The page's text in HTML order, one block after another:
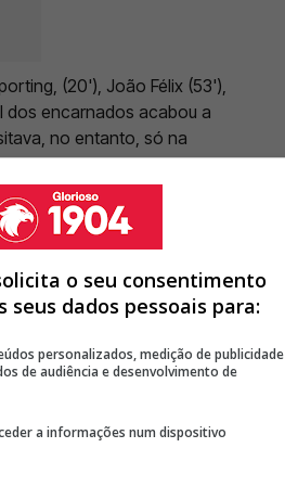
(20'), João Félix (53'),
dos encarnados acabou a
no entanto, só na
DE JOGADOR DO BARCELONA
DO BARCELONA AOS 27
AO... BARCELONA
equipa da casa, aos 54
o seu consentimento
seus dados pessoais para:
personalizados, medição de publicidade
de audiência e desenvolvimento de
a informações num dispositivo